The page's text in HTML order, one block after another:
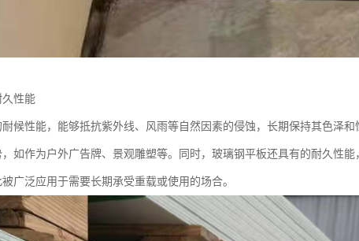
性能
候性能，能够抵抗紫外线、风雨等自然因素的侵蚀，长期保持其色泽
如作为户外广告牌、景观雕塑等。同时，玻璃钢平板还具有的耐久性能
广泛应用于需要长期承受重载或使用的场合。